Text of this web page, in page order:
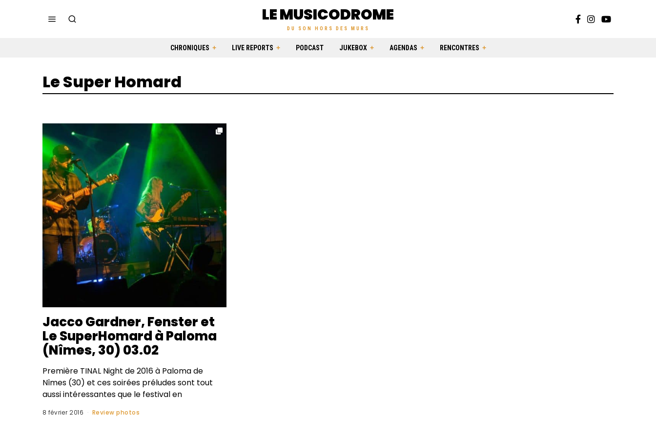
LE MUSICODROME
DU SON HORS DES MURS
CHRONIQUES LIVE REPORTS PODCAST JUKEBOX AGENDAS RENCONTRES
Le Super Homard
Jacco Gardner, Fenster et
Le SuperHomard à Paloma
(Nîmes, 30) 03.02
Première TINAL Night de 2016 à Paloma de
Nîmes (30) et ces soirées préludes sont tout
aussi intéressantes que le festival en
8 février 2016 Review photos